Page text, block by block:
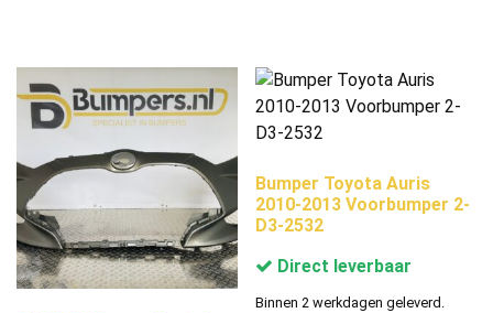
Bumper Toyota Auris
2010-2013 Voorbumper 2-
D3-2532
Direct leverbaar
Binnen 2 werkdagen geleverd.